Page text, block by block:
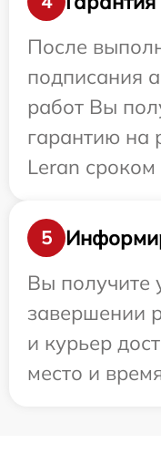
После
подписания
работ Вы
гарантию на
Leran сроком
5
Вы получите
завершении
и курьер
место и